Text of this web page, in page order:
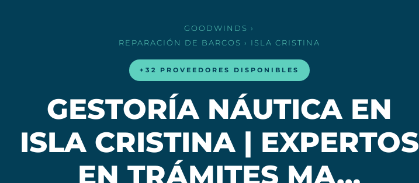
GOODWINDS ›
REPARACIÓN DE BARCOS › ISLA CRISTINA
+32 PROVEEDORES DISPONIBLES
GESTORÍA NÁUTICA EN
ISLA CRISTINA | EXPERTOS
EN TRÁMITES MA…